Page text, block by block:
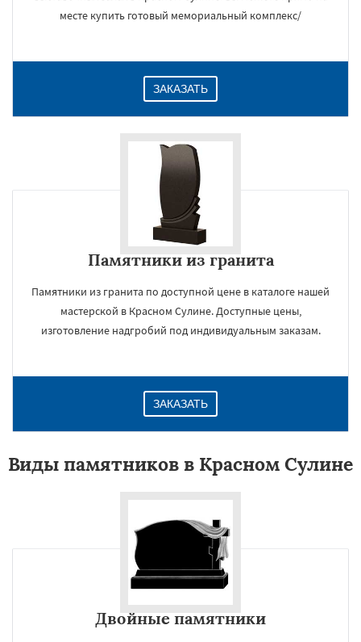
месте купить готовый мемориальный комплекс/
ЗАКАЗАТЬ
Памятники из гранита
Памятники из гранита по доступной цене в каталоге нашей
мастерской в Красном Сулине. Доступные цены,
изготовление надгробий под индивидуальным заказам.
ЗАКАЗАТЬ
Виды памятников в Красном Сулине
Двойные памятники